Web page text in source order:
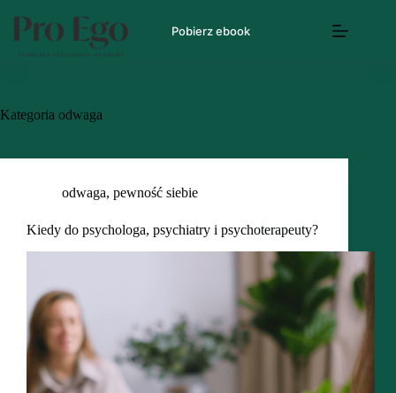
Pobierz ebook
Kategoria odwaga
odwaga, pewność siebie
Kiedy do psychologa, psychiatry i psychoterapeuty?